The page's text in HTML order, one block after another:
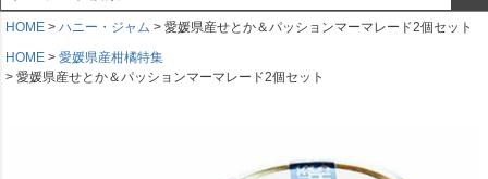
HOME ハニー・ジャム
愛媛県産せとか＆パッションマーマレード2個セット
HOME
愛媛県産柑橘特集
愛媛県産せとか＆パッションマーマレード2個セット